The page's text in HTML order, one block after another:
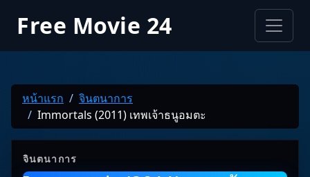
Free Movie 24
หน้าแรก
จินตนาการ
Immortals (2011) เทพเจ้าธนูอมตะ
จินตนาการ